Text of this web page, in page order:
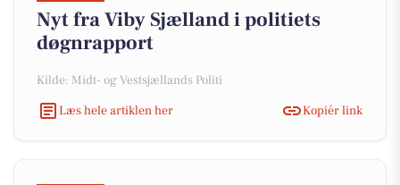
Nyt fra Viby Sjælland i politiets
døgnrapport
Kilde: Midt- og Vestsjællands Politi
Læs hele artiklen her
Kopiér link